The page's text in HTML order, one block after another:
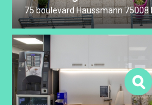
75 boulevard Haussmann 75008